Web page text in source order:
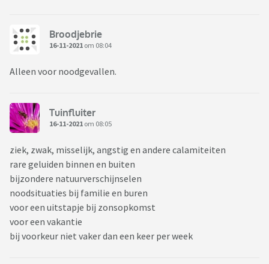
Broodjebrie
16-11-2021 om 08:04
Alleen voor noodgevallen.
Tuinfluiter
16-11-2021 om 08:05
ziek, zwak, misselijk, angstig en andere calamiteiten
rare geluiden binnen en buiten
bijzondere natuurverschijnselen
noodsituaties bij familie en buren
voor een uitstapje bij zonsopkomst
voor een vakantie
bij voorkeur niet vaker dan een keer per week